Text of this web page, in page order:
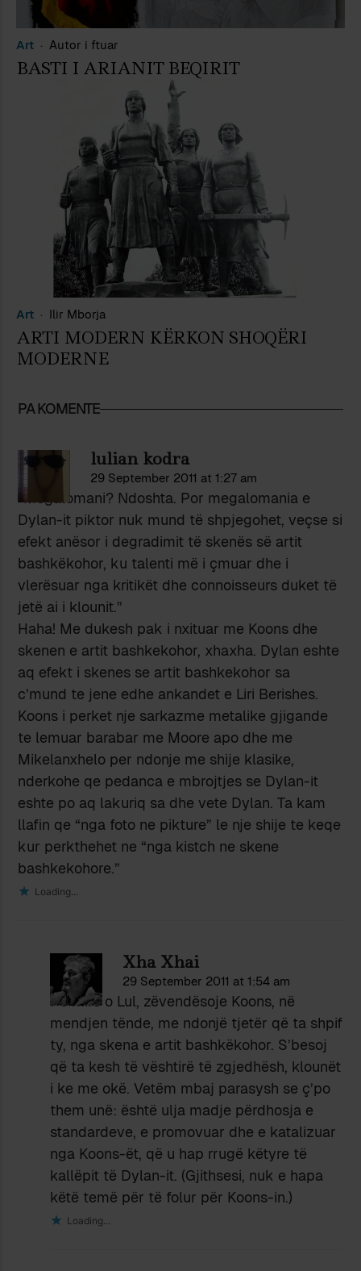
Art Autor i ftuar
BASTI I ARIANIT BEQIRIT
Art Ilir Mborja
ARTI MODERN KËRKON SHOQËRI
MODERNE
PA KOMENTE
lulian kodra
29 September 2011 at 1:27 am
“Megalomani? Ndoshta. Por megalomania e
Dylan-it piktor nuk mund të shpjegohet, veçse si
efekt anësor i degradimit të skenës së artit
bashkëkohor, ku talenti më i çmuar dhe i
vlerësuar nga kritikët dhe connoisseurs duket të
jetë ai i klounit.”
Haha! Me dukesh pak i nxituar me Koons dhe
skenen e artit bashkekohor, xhaxha. Dylan eshte
aq efekt i skenes se artit bashkekohor sa
c’mund te jene edhe ankandet e Liri Berishes.
Koons i perket nje sarkazme metalike gjigande
te lemuar barabar me Moore apo dhe me
Mikelanxhelo per ndonje me shije klasike,
nderkohe qe pedanca e mbrojtjes se Dylan-it
eshte po aq lakuriq sa dhe vete Dylan. Ta kam
llafin qe “nga foto ne pikture” le nje shije te keqe
kur perkthehet ne “nga kistch ne skene
bashkekohore.”
Loading...
Xha Xhai
29 September 2011 at 1:54 am
Po mirë o Lul, zëvendësoje Koons, në
mendjen tënde, me ndonjë tjetër që ta shpif
ty, nga skena e artit bashkëkohor. S’besoj
që ta kesh të vështirë të zgjedhësh, klounët
i ke me okë. Vetëm mbaj parasysh se ç’po
them unë: është ulja madje përdhosja e
standardeve, e promovuar dhe e katalizuar
nga Koons-ët, që u hap rrugë këtyre të
kallëpit të Dylan-it. (Gjithsesi, nuk e hapa
këtë temë për të folur për Koons-in.)
Loading...